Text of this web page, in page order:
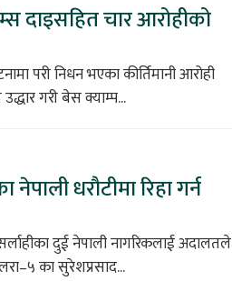
दाइसहित चार आरोहीको
परी निधन भएका कीर्तिमानी आरोही
गरी बेस क्याम्प...
धरौटीमा रिहा गर्न
दुई नेपाली नागरिकलाई अदालतले
का सुरेशप्रसाद...